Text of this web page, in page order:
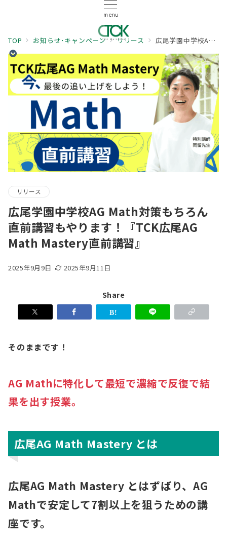
menu
TOP お知らせ･キャンペーン リリース 広尾学園中学校AG Math対策もちろん直前講習もやります！『TCK広尾AG Math Mastery直前講習』
リリース
広尾学園中学校AG Math対策もちろん
直前講習もやります！『TCK広尾AG
Math Mastery直前講習』
2025年9月9日 2025年9月11日
Share
そのままです！
AG Mathに特化して最短で濃縮で反復で結
果を出す授業。
広尾AG Math Mastery とは
広尾AG Math Mastery とはずばり、AG
Mathで安定して7割以上を狙うための講
座です。